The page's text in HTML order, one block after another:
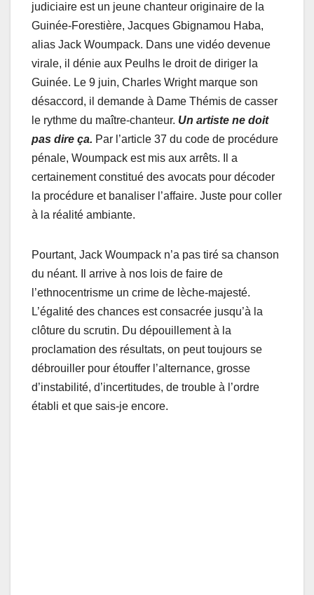
judiciaire est un jeune chanteur originaire de la
Guinée-Forestière, Jacques Gbignamou Haba,
alias Jack Woumpack. Dans une vidéo devenue
virale, il dénie aux Peulhs le droit de diriger la
Guinée. Le 9 juin, Charles Wright marque son
désaccord, il demande à Dame Thémis de casser
le rythme du maître-chanteur. Un artiste ne doit
pas dire ça. Par l’article 37 du code de procédure
pénale, Woumpack est mis aux arrêts. Il a
certainement constitué des avocats pour décoder
la procédure et banaliser l’affaire. Juste pour coller
à la réalité ambiante.
Pourtant, Jack Woumpack n’a pas tiré sa chanson
du néant. Il arrive à nos lois de faire de
l’ethnocentrisme un crime de lèche-majesté.
L’égalité des chances est consacrée jusqu’à la
clôture du scrutin. Du dépouillement à la
proclamation des résultats, on peut toujours se
débrouiller pour étouffer l’alternance, grosse
d’instabilité, d’incertitudes, de trouble à l’ordre
établi et que sais-je encore.